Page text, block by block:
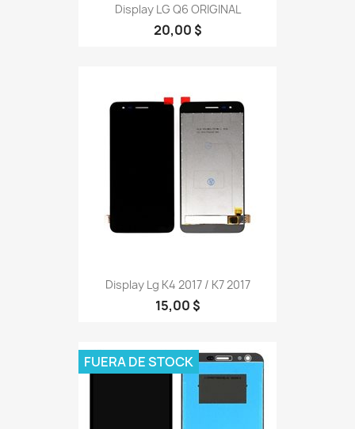
Display LG Q6 ORIGINAL
20,00 $
Display Lg K4 2017 / K7 2017
15,00 $
FUERA DE STOCK